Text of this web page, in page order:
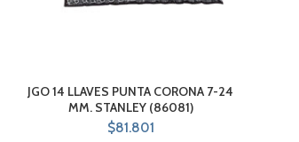
JGO 14 LLAVES PUNTA CORONA 7-24
MM. STANLEY (86081)
$81.801